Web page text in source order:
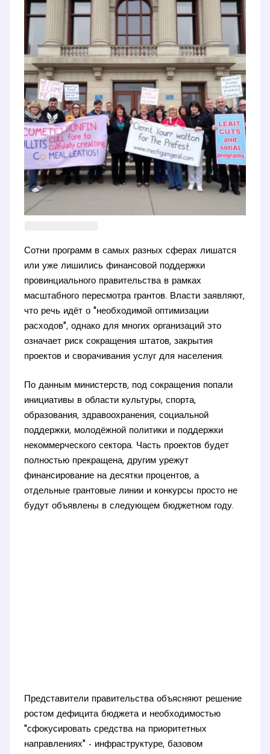
Сотни программ в самых разных сферах лишатся
или уже лишились финансовой поддержки
провинциального правительства в рамках
масштабного пересмотра грантов. Власти заявляют,
что речь идёт о "необходимой оптимизации
расходов", однако для многих организаций это
означает риск сокращения штатов, закрытия
проектов и сворачивания услуг для населения.
По данным министерств, под сокращения попали
инициативы в области культуры, спорта,
образования, здравоохранения, социальной
поддержки, молодёжной политики и поддержки
некоммерческого сектора. Часть проектов будет
полностью прекращена, другим урежут
финансирование на десятки процентов, а
отдельные грантовые линии и конкурсы просто не
будут объявлены в следующем бюджетном году.
Представители правительства объясняют решение
ростом дефицита бюджета и необходимостью
"сфокусировать средства на приоритетных
направлениях" - инфраструктуре, базовом